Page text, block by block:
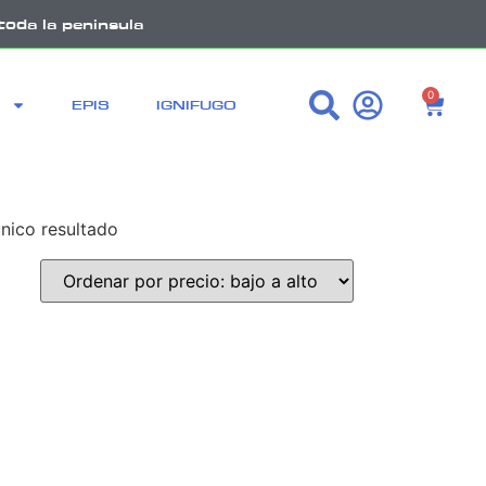
la peninsula
EPIS IGNIFUGO
0
resultado